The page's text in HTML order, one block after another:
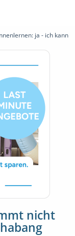
ja - ich kann
nicht